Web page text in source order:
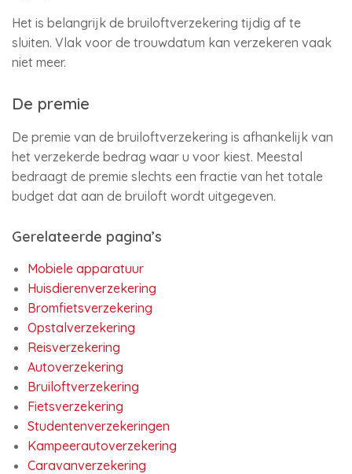
Het is belangrijk de bruiloftverzekering tijdig af te
sluiten. Vlak voor de trouwdatum kan verzekeren vaak
niet meer.
De premie
De premie van de bruiloftverzekering is afhankelijk van
het verzekerde bedrag waar u voor kiest. Meestal
bedraagt de premie slechts een fractie van het totale
budget dat aan de bruiloft wordt uitgegeven.
Gerelateerde pagina’s
Mobiele apparatuur
Huisdierenverzekering
Bromfietsverzekering
Opstalverzekering
Reisverzekering
Autoverzekering
Bruiloftverzekering
Fietsverzekering
Studentenverzekeringen
Kampeerautoverzekering
Caravanverzekering